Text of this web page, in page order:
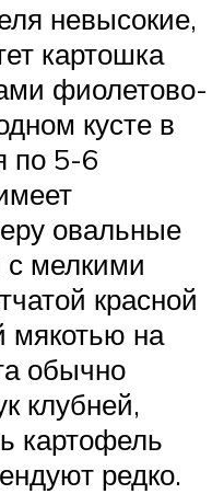
невысокие,
картошка
фиолетово-
кусте в
по 5-6
овальные
с мелкими
красной
мякотью на
обычно
клубней,
картофель
редко.